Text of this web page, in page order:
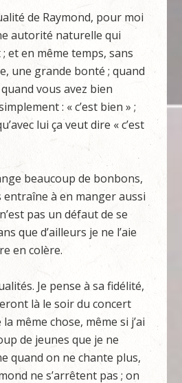
de Raymond, pour moi
autorité naturelle qui
et en même temps, sans
une grande bonté ; quand
vous avez bien
: « c’est bien » ;
lui ça veut dire « c’est
beaucoup de bonbons,
à en manger aussi
pas un défaut de se
que d’ailleurs je ne l’aie
en colère.
Je pense à sa fidélité,
là le soir du concert
même chose, même si j’ai
de jeunes que je ne
quand on ne chante plus,
ne s’arrêtent pas ; on